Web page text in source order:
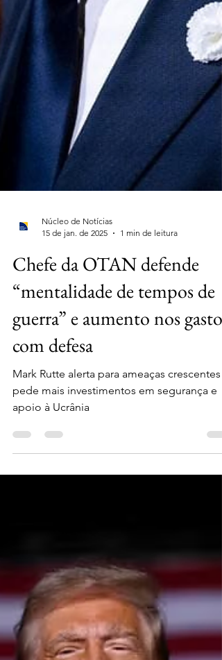
Núcleo de Notícias
15 de jan. de 2025
1 min de leitura
Chefe da OTAN defende
“mentalidade de tempos de
guerra” e aumento nos gastos
com defesa
Mark Rutte alerta para ameaças crescentes
apoio à Ucrânia